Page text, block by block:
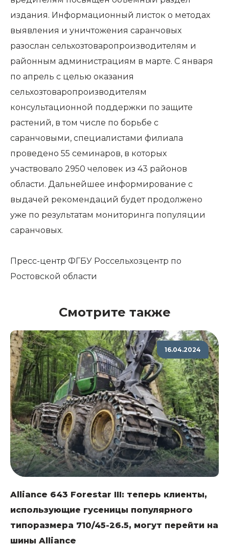
издания. Информационный листок о методах
выявления и уничтожения саранчовых
разослан сельхозтоваропроизводителям и
районным администрациям в марте. С января
по апрель с целью оказания
сельхозтоваропроизводителям
консультационной поддержки по защите
растений, в том числе по борьбе с
саранчовыми, специалистами филиала
проведено 55 семинаров, в которых
участвовало 2950 человек из 43 районов
области. Дальнейшее информирование с
выдачей рекомендаций будет продолжено
уже по результатам мониторинга популяции
саранчовых.
Пресс-центр ФГБУ Россельхозцентр по
Ростовской области
Смотрите также
16.04.2024
Alliance 643 Forestar III: теперь клиенты,
использующие гусеницы популярного
типоразмера 710/45-26.5, могут перейти на
шины Alliance